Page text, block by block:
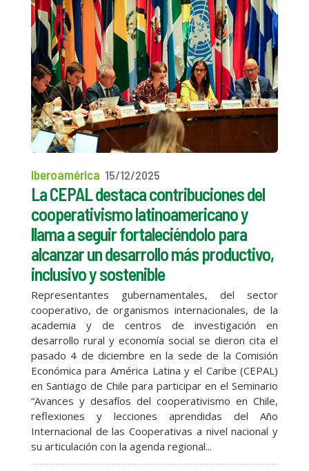
Iberoamérica 15/12/2025
La CEPAL destaca contribuciones del
cooperativismo latinoamericano y
llama a seguir fortaleciéndolo para
alcanzar un desarrollo más productivo,
inclusivo y sostenible
Representantes gubernamentales, del sector
cooperativo, de organismos internacionales, de la
academia y de centros de investigación en
desarrollo rural y economía social se dieron cita el
pasado 4 de diciembre en la sede de la Comisión
Económica para América Latina y el Caribe (CEPAL)
en Santiago de Chile para participar en el Seminario
“Avances y desafíos del cooperativismo en Chile,
reflexiones y lecciones aprendidas del Año
Internacional de las Cooperativas a nivel nacional y
su articulación con la agenda regional...